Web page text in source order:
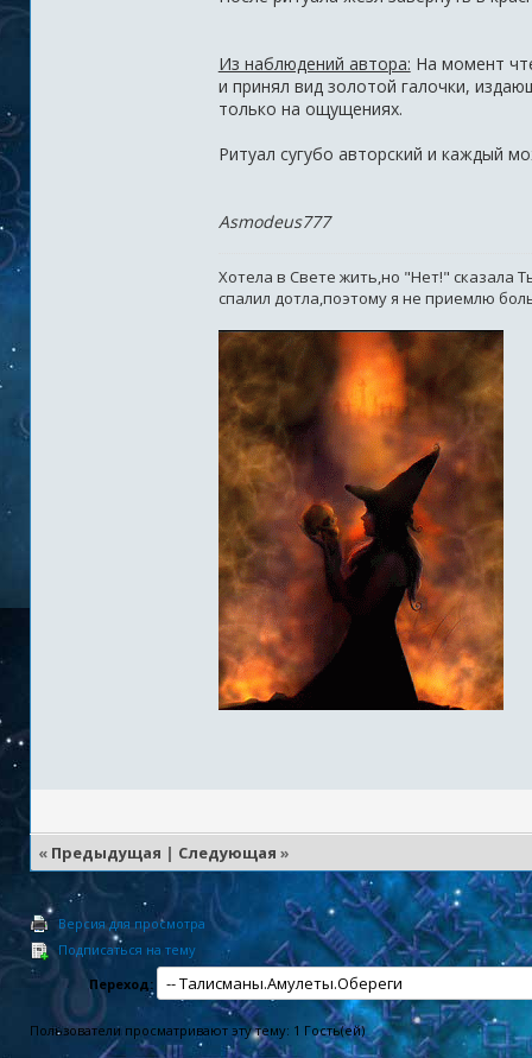
Из наблюдений автора: На момент
и принял вид золотой галочки,
только на ощущениях.
Ритуал сугубо авторский и каждый
Asmodeus777
Хотела в Свете жить,но "Нет!" сказала
спалил дотла,поэтому я не приемлю
« Предыдущая | Следующая »
Версия для просмотра
Подписаться на тему
Переход:
Пользователи просматривают эту тему: 1 Гость(ей)